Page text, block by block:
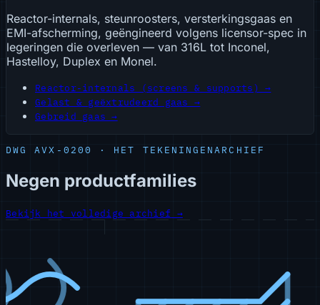
Reactor-internals, steunroosters, versterkingsgaas en
EMI-afscherming, geëngineerd volgens licensor-spec in
legeringen die overleven — van 316L tot Inconel,
Hastelloy, Duplex en Monel.
Reactor-internals (screens & supports) →
Gelast & geëxtrudeerd gaas →
Gebreid gaas →
DWG AVX-0200 · HET TEKENINGENARCHIEF
Negen productfamilies
Bekijk het volledige archief →